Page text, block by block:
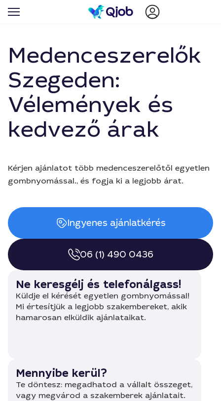
Medenceszerelők
Szegeden:
Vélemények és
kedvező árak
Kérjen ajánlatot több medenceszerelőtől egyetlen
gombnyomással., és fogja ki a legjobb árat.
Ingyenes ajánlatkérés
06 (1) 490 0436
Ne keresgélj és telefonálgass!
Küldje el kérését egyetlen gombnyomással!
Mi értesítjük a legjobb szakembereket, akik
hamarosan elküldik ajánlataikat.
Mennyibe kerül?
Te döntesz: megadhatod a vállalt összeget,
vagy megvárod a szakemberek ajánlatait.